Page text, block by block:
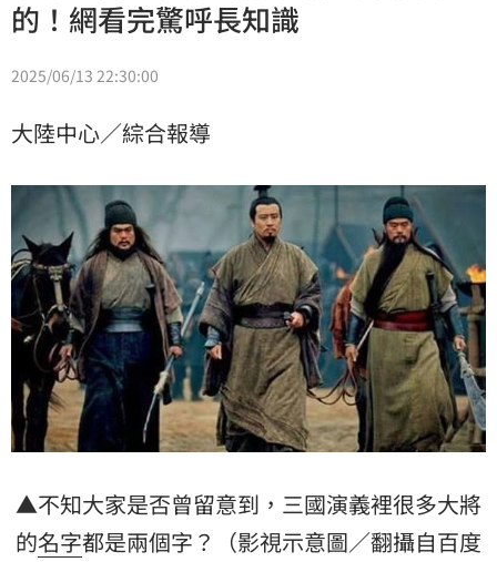
的！網看完驚呼長知識
2025/06/13 22:30:00
大陸中心／綜合報導
▲不知大家是否曾留意到，三國演義裡很多大將
的名字都是兩個字？（影視示意圖／翻攝自百度